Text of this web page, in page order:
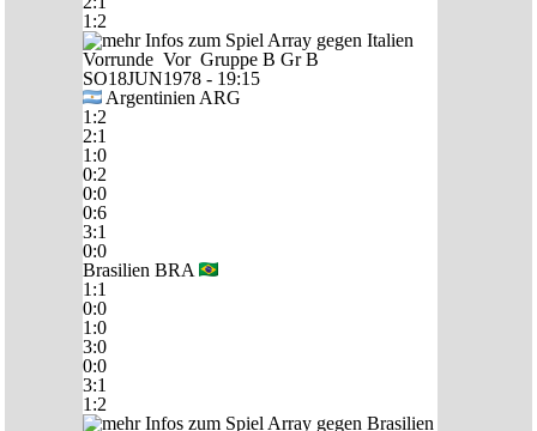
1:2
Vorrunde Vor Gruppe B Gr B
SO18JUN1978 - 19:15
Argentinien ARG
1:2
2:1
1:0
0:2
0:0
0:6
3:1
0:0
Brasilien BRA
1:1
0:0
1:0
3:0
0:0
3:1
1:2